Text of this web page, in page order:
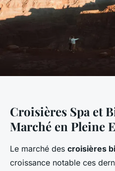
Croisières Spa et
Marché en Pleine
Le marché des croisières
croissance notable ces